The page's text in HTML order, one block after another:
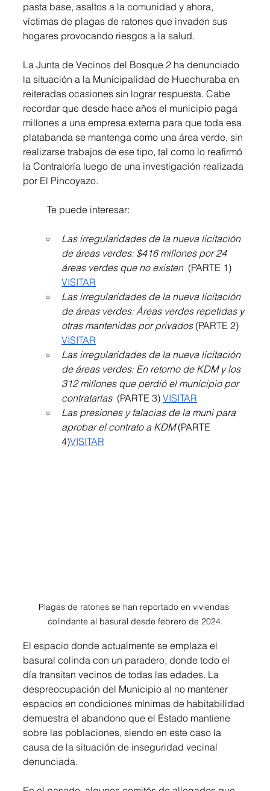
pasta base, asaltos a la comunidad y ahora,
víctimas de plagas de ratones que invaden sus
hogares provocando riesgos a la salud.
La Junta de Vecinos del Bosque 2 ha denunciado
la situación a la Municipalidad de Huechuraba en
reiteradas ocasiones sin lograr respuesta. Cabe
recordar que desde hace años el municipio paga
millones a una empresa externa para que toda esa
platabanda se mantenga como una área verde, sin
realizarse trabajos de ese tipo, tal como lo reafirmó
la Contraloría luego de una investigación realizada
por El Pincoyazo.
	Te puede interesar:
Las irregularidades de la nueva licitación
de áreas verdes: $416 millones por 24
áreas verdes que no existen (PARTE 1)
VISITAR
Las irregularidades de la nueva licitación
de áreas verdes: Áreas verdes repetidas y
otras mantenidas por privados (PARTE 2)
VISITAR
Las irregularidades de la nueva licitación
de áreas verdes: En retorno de KDM y los
312 millones que perdió el municipio por
contratarlas (PARTE 3) VISITAR
Las presiones y falacias de la muni para
aprobar el contrato a KDM (PARTE
4)VISITAR
Plagas de ratones se han reportado en viviendas
colindante al basural desde febrero de 2024.
El espacio donde actualmente se emplaza el
basural colinda con un paradero, donde todo el
día transitan vecinos de todas las edades. La
despreocupación del Municipio al no mantener
espacios en condiciones mínimas de habitabilidad
demuestra el abandono que el Estado mantiene
sobre las poblaciones, siendo en este caso la
causa de la situación de inseguridad vecinal
denunciada.